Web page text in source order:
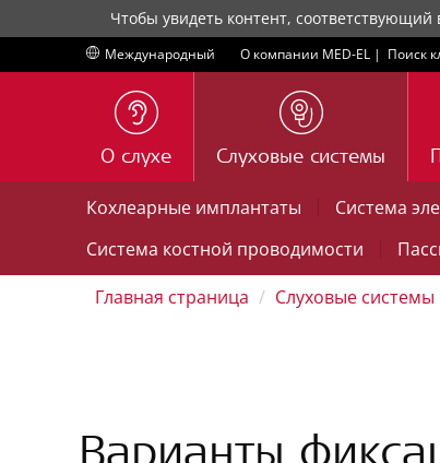
Чтобы увидеть контент,
Международный О компании MED-EL | Поиск
О слухе Слуховые системы
Кохлеарные имплантаты | Система
Система костной проводимости
|
Главная страница
Слуховые системы